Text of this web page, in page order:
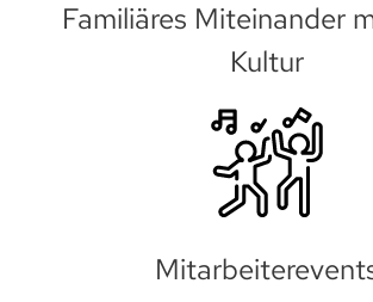
Familiäres Miteinander
Kultur